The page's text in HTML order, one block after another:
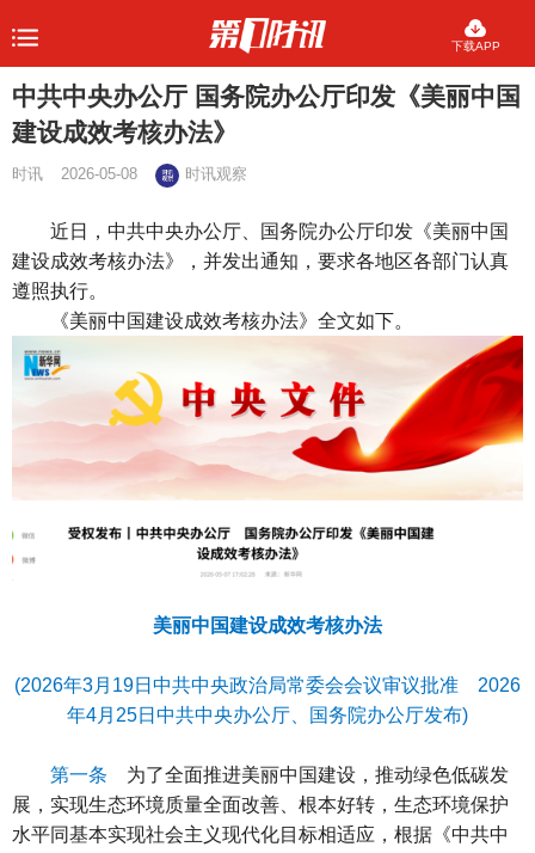
下载APP
中共中央办公厅 国务院办公厅印发《美丽中国
建设成效考核办法》
时讯 2026-05-08 时讯观察
近日，中共中央办公厅、国务院办公厅印发《美丽中国
建设成效考核办法》，并发出通知，要求各地区各部门认真
遵照执行。
《美丽中国建设成效考核办法》全文如下。
美丽中国建设成效考核办法
(2026年3月19日中共中央政治局常委会会议审议批准 2026
年4月25日中共中央办公厅、国务院办公厅发布)
第一条 为了全面推进美丽中国建设，推动绿色低碳发
展，实现生态环境质量全面改善、根本好转，生态环境保护
水平同基本实现社会主义现代化目标相适应，根据《中共中